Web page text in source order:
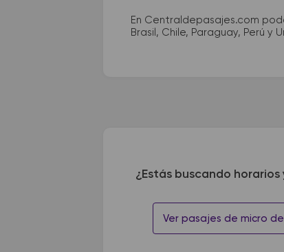
En Centraldepasajes.com
Brasil, Chile, Paraguay, Perú y
¿Estás buscando
Ver pasajes de micro